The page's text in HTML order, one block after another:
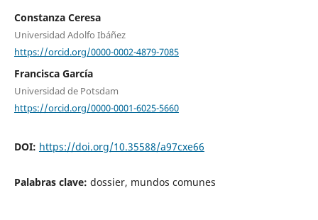
Constanza Ceresa
Universidad Adolfo Ibáñez
https://orcid.org/0000-0002-4879-7085
Francisca García
Universidad de Potsdam
https://orcid.org/0000-0001-6025-5660
DOI: https://doi.org/10.35588/a97cxe66
Palabras clave: dossier, mundos comunes